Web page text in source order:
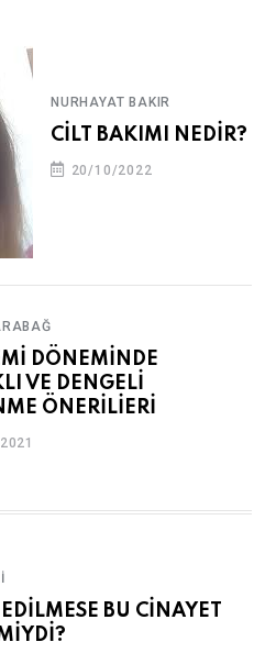
NURHAYAT BAKIR
CİLT BAKIMI NEDİR?
20/10/2022
DÖNEMİNDE
VE DENGELİ
ÖNERİLİERİ
BU CİNAYET